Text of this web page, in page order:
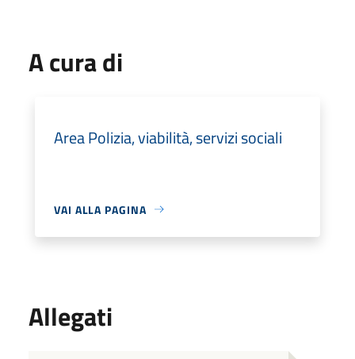
A cura di
Area Polizia, viabilità, servizi sociali
VAI ALLA PAGINA
Allegati